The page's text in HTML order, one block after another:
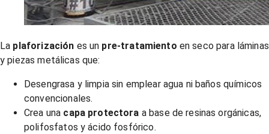
La plaforización es un pre‑tratamiento en seco para láminas
y piezas metálicas que:
Desengrasa y limpia sin emplear agua ni baños químicos
convencionales.
Crea una capa protectora a base de resinas orgánicas,
polifosfatos y ácido fosfórico.